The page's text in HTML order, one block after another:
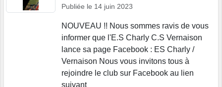
Publiée le 14 juin 2023
NOUVEAU !! Nous sommes ravis de vous
informer que l'E.S Charly C.S Vernaison
lance sa page Facebook : ES Charly /
Vernaison Nous vous invitons tous à
rejoindre le club sur Facebook au lien
suivant